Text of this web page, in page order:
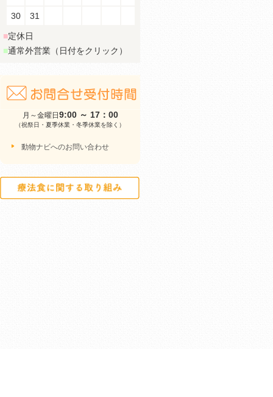
30
31
■定休日
■通常外営業（日付をクリック）
月～金曜日 9:00 ～ 17：00
（祝祭日・夏季休業・冬季休業を除く）
動物ナビへのお問い合わせ